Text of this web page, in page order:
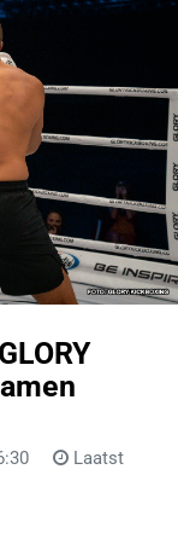
Laatst